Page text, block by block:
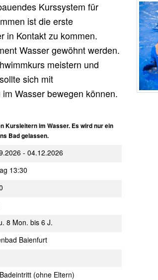
Kurssystem für
ist die erste
in Kontakt zu kommen.
Wasser gewöhnt werden.
meistern und
sich mit
Wasser bewegen können.
Kursleitern im Wasser. Es wird nur ein
Bad gelassen.
- 04.12.2026
13:30
8 Mon. bis 6 J.
Baienfurt
(ohne Eltern)